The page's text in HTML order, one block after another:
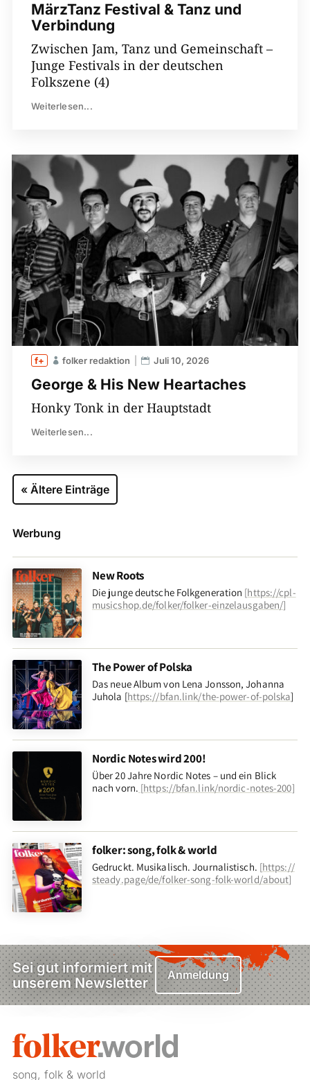
MärzTanz Festival & Tanz und
Verbindung
Zwischen Jam, Tanz und Gemeinschaft –
Junge Festivals in der deutschen
Folkszene (4)
Weiterlesen...
George & His New Heartaches
folker redaktion Juli 10, 2026
Honky Tonk in der Hauptstadt
Weiterlesen...
« Ältere Einträge
Werbung
New Roots
Die junge deutsche Folkgeneration [https://cpl-
musicshop.de/folker/folker-einzelausgaben/]
The Power of Polska
Das neue Album von Lena Jonsson, Johanna
Juhola [https://bfan.link/the-power-of-polska]
Nordic Notes wird 200!
Über 20 Jahre Nordic Notes – und ein Blick
nach vorn. [https://bfan.link/nordic-notes-200]
folker: song, folk & world
Gedruckt. Musikalisch. Journalistisch. [https://
steady.page/de/folker-song-folk-world/about]
Sei gut informiert mit
unserem Newsletter
Anmeldung
song, folk & world